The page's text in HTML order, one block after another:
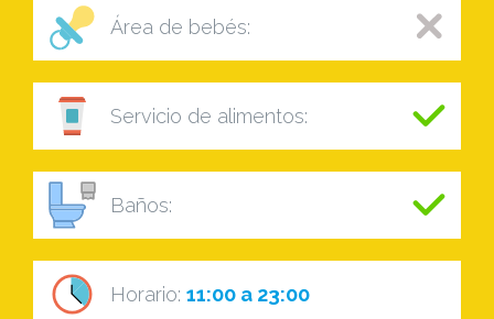
Área de bebés:
Servicio de alimentos:
Baños:
Horario: 11:00 a 23:00